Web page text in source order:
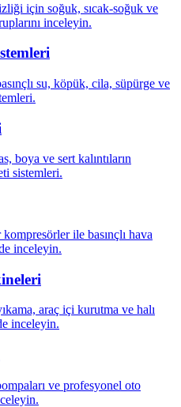
için soğuk, sıcak-soğuk ve
inceleyin.
su, köpük, cila, süpürge ve
boya ve sert kalıntıların
sistemleri.
ile basınçlı hava
inceleyin.
araç içi kurutma ve halı
inceleyin.
ve profesyonel oto